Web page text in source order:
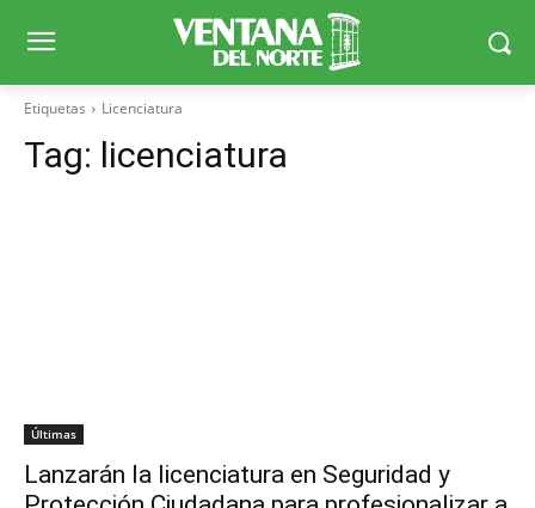
Etiquetas Licenciatura
Tag: licenciatura
Últimas
Lanzarán la licenciatura en Seguridad y